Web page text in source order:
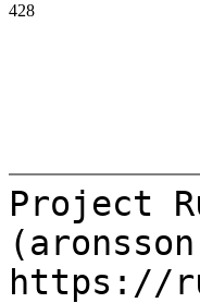
428
Project
https://